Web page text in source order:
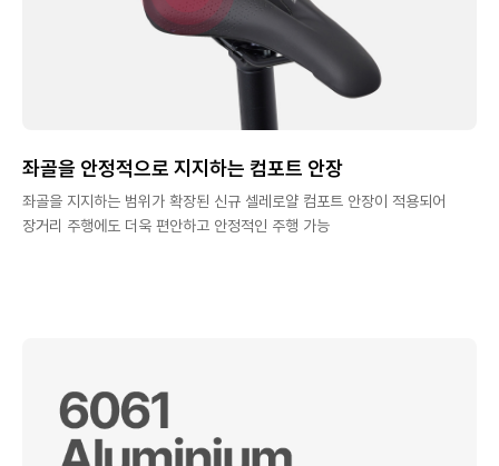
좌골을 안정적으로 지지하는 컴포트 안장
좌골을 지지하는 범위가 확장된 신규 셀레로얄 컴포트 안장이 적용되어
장거리 주행에도 더욱 편안하고 안정적인 주행 가능